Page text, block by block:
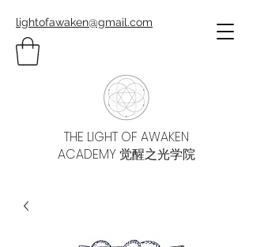
lightofawaken@gmail.com
THE LIGHT OF AWAKEN
ACADEMY 觉醒之光学院